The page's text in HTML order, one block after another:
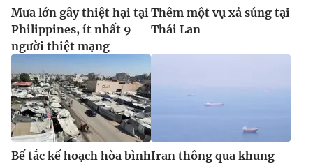
Mưa lớn gây thiệt hại tại
Philippines, ít nhất 9
người thiệt mạng
Thêm một vụ xả súng tại
Thái Lan
Bế tắc kế hoạch hòa bìnhIran thông qua khung